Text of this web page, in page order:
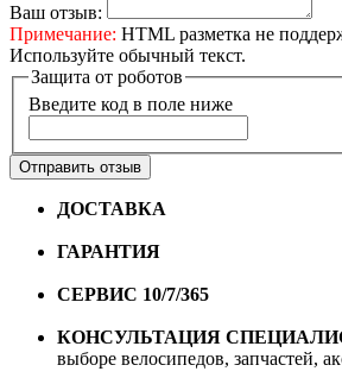
Ваш отзыв:
Примечание: HTML разметка не
Используйте обычный текст.
Защита от роботов
Введите код в поле ниже
Отправить отзыв
ДОСТАВКА
ГАРАНТИЯ
СЕРВИС 10/7/365
КОНСУЛЬТАЦИЯ
выборе велосипедов, запчастей,